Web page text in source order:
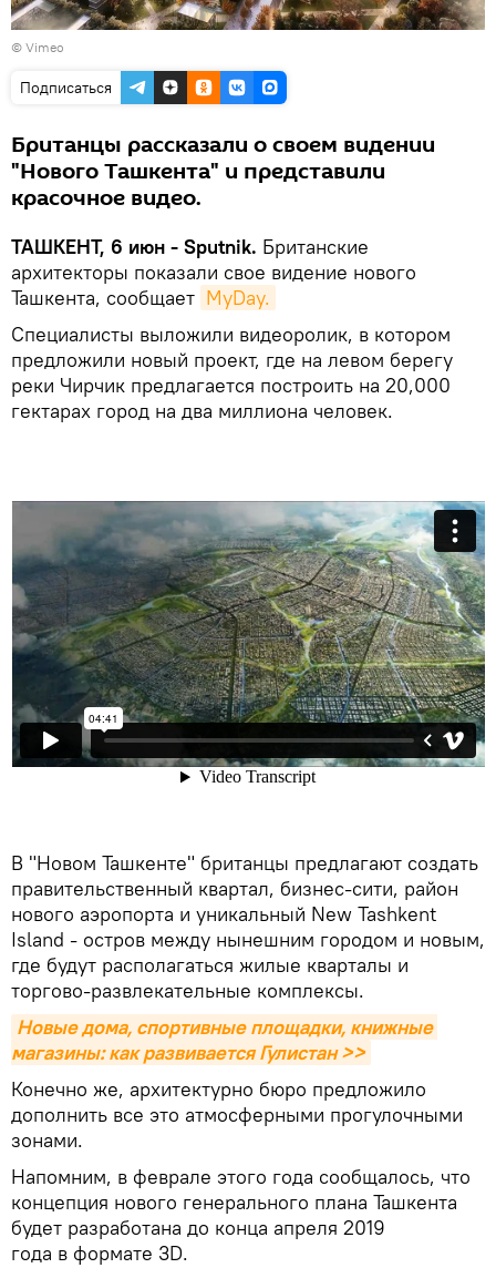
© Vimeo
Подписаться
Британцы рассказали о своем видении
"Нового Ташкента" и представили
красочное видео.
ТАШКЕНТ, 6 июн - Sputnik. Британские
архитекторы показали свое видение нового
Ташкента, сообщает MyDay.
Специалисты выложили видеоролик, в котором
предложили новый проект, где на левом берегу
реки Чирчик предлагается построить на 20,000
гектарах город на два миллиона человек.
В "Новом Ташкенте" британцы предлагают создать
правительственный квартал, бизнес-сити, район
нового аэропорта и уникальный New Tashkent
Island - остров между нынешним городом и новым,
где будут располагаться жилые кварталы и
торгово-развлекательные комплексы.
Новые дома, спортивные площадки, книжные
магазины: как развивается Гулистан >>
Конечно же, архитектурно бюро предложило
дополнить все это атмосферными прогулочными
зонами.
Напомним, в феврале этого года сообщалось, что
концепция нового генерального плана Ташкента
будет разработана до конца апреля 2019
года в формате 3D.